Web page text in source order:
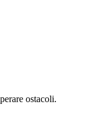
ostacoli.